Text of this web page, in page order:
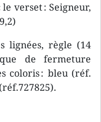
verset : Seigneur,
lignées, règle (14
de fermeture
coloris : bleu (réf.